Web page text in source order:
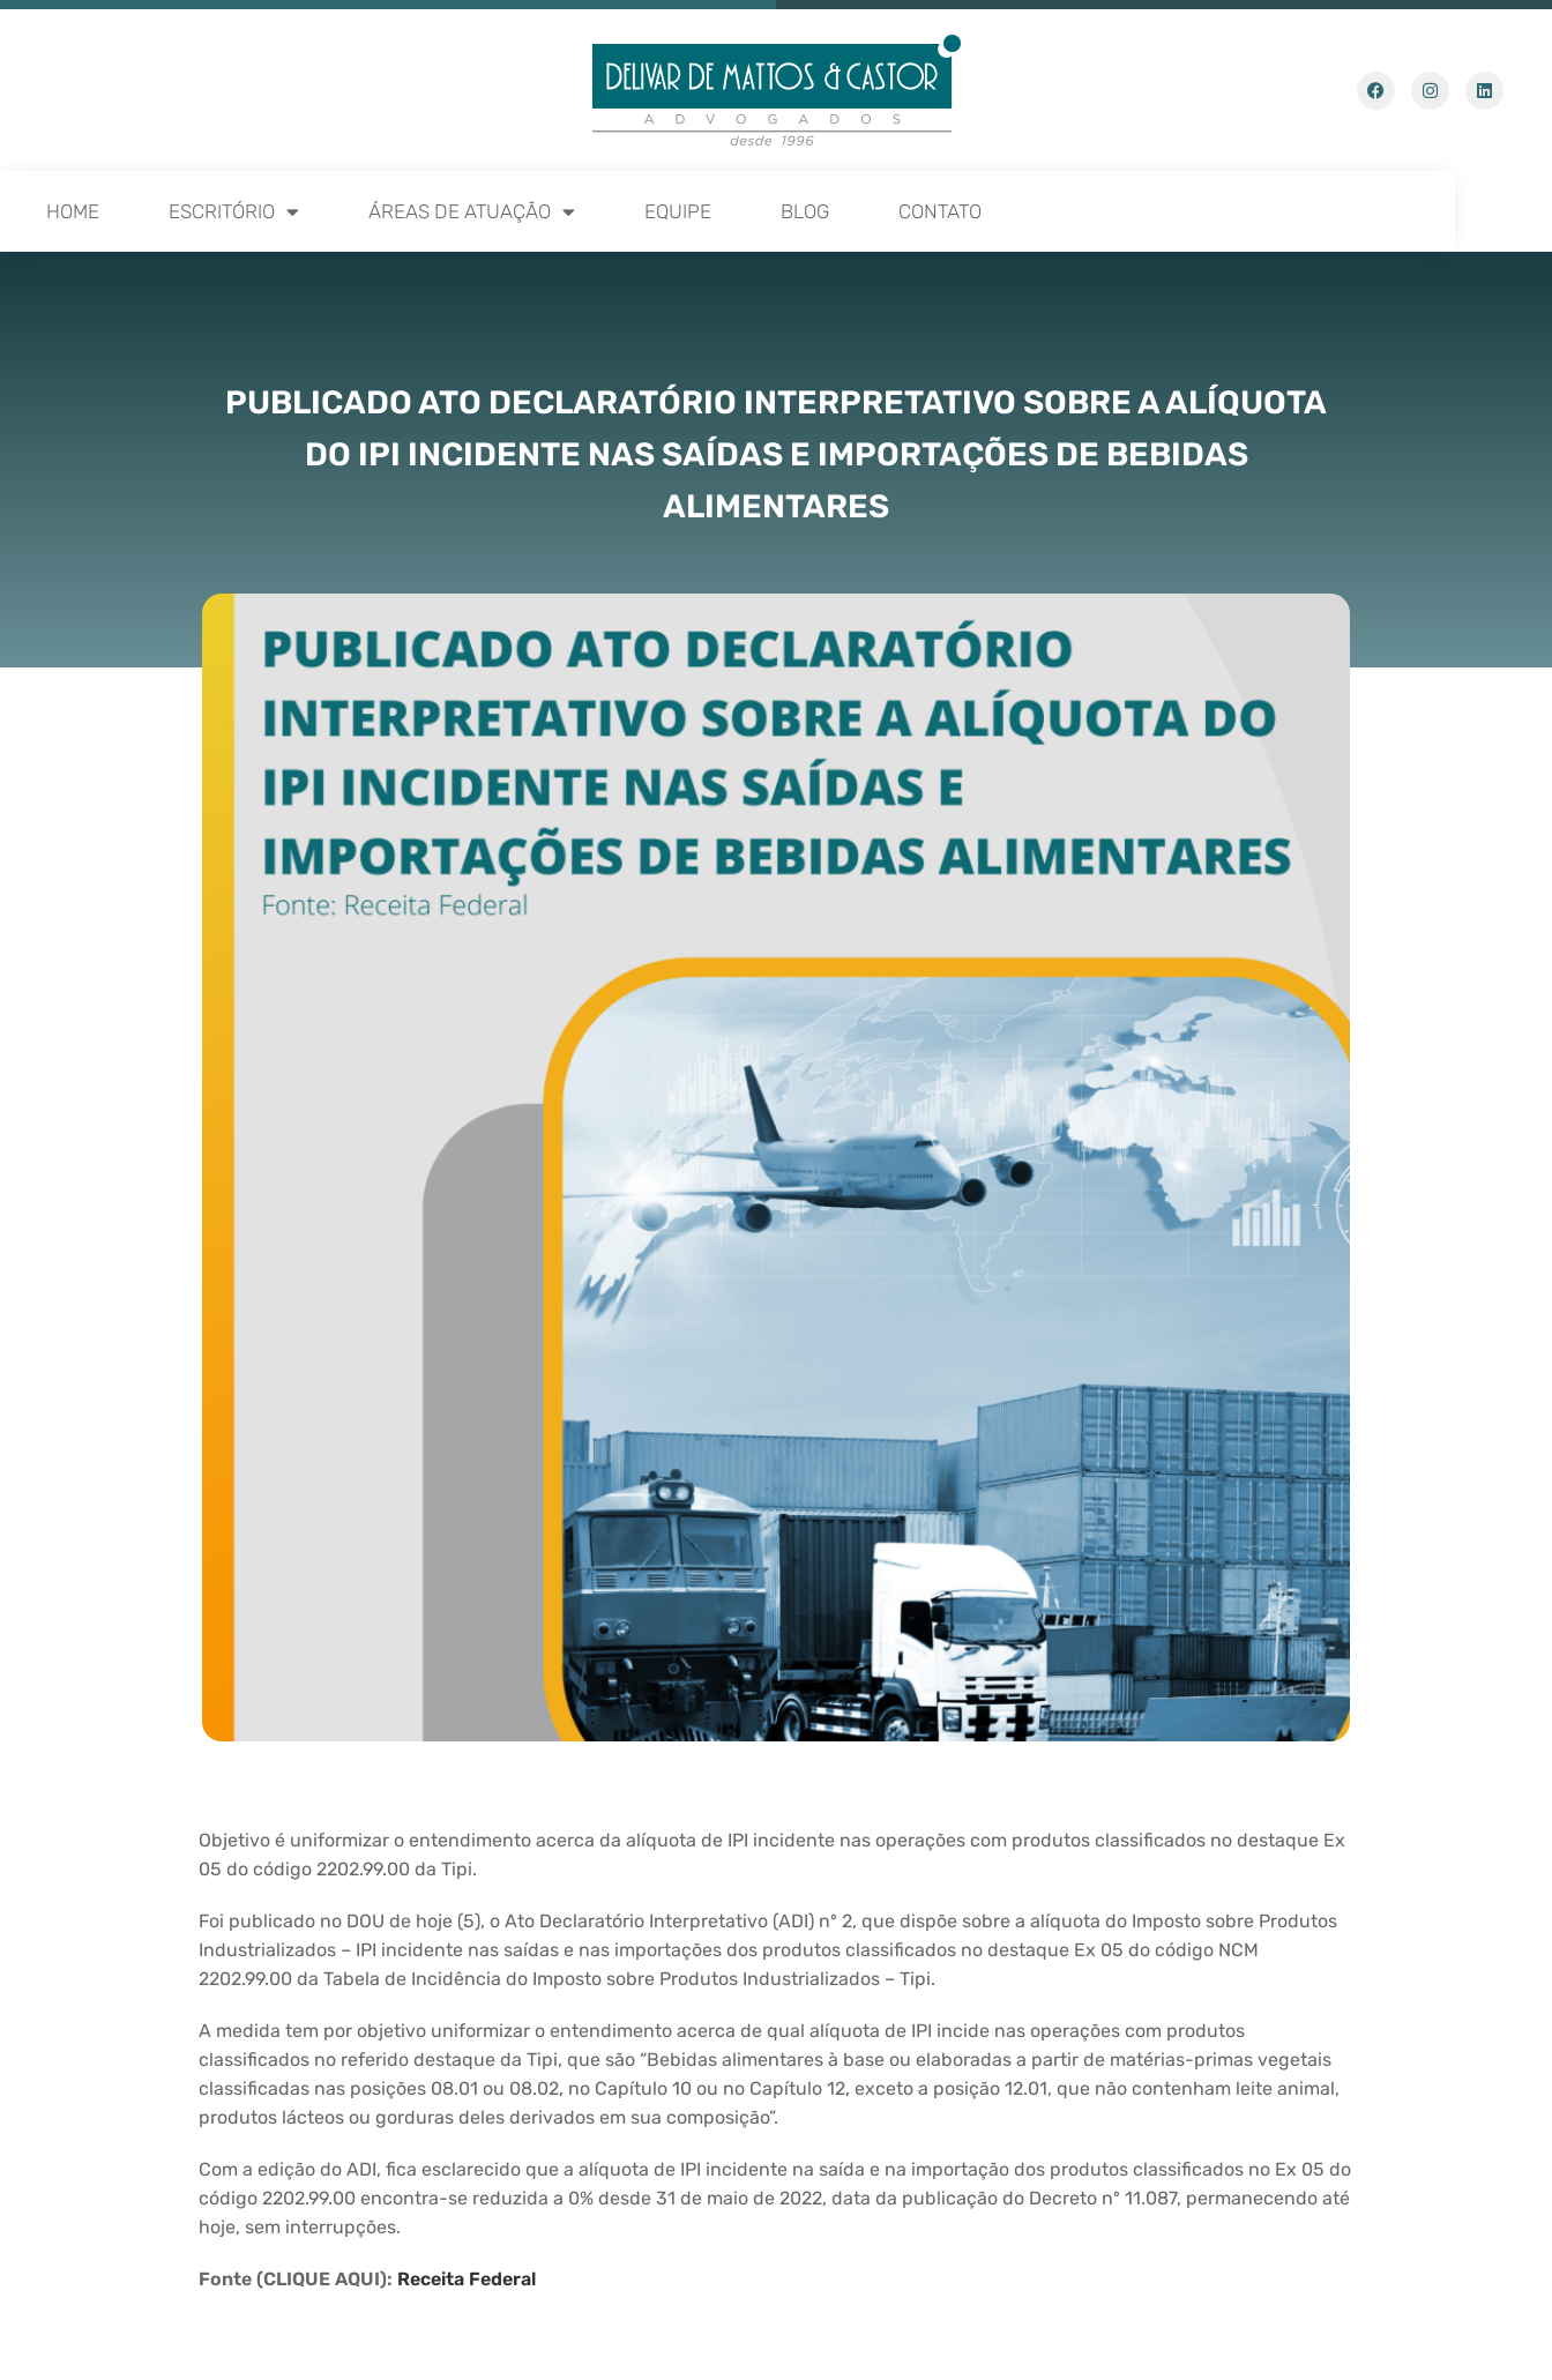
HOME ESCRITÓRIO ÁREAS DE ATUAÇÃO EQUIPE BLOG CONTATO
PUBLICADO ATO DECLARATÓRIO INTERPRETATIVO SOBRE A ALÍQUOTA
DO IPI INCIDENTE NAS SAÍDAS E IMPORTAÇÕES DE BEBIDAS
ALIMENTARES
Objetivo é uniformizar o entendimento acerca da alíquota de IPI incidente nas operações com produtos classificados no destaque Ex
05 do código 2202.99.00 da Tipi.
Foi publicado no DOU de hoje (5), o Ato Declaratório Interpretativo (ADI) nº 2, que dispõe sobre a alíquota do Imposto sobre Produtos
Industrializados – IPI incidente nas saídas e nas importações dos produtos classificados no destaque Ex 05 do código NCM
2202.99.00 da Tabela de Incidência do Imposto sobre Produtos Industrializados – Tipi.
A medida tem por objetivo uniformizar o entendimento acerca de qual alíquota de IPI incide nas operações com produtos
classificados no referido destaque da Tipi, que são “Bebidas alimentares à base ou elaboradas a partir de matérias-primas vegetais
classificadas nas posições 08.01 ou 08.02, no Capítulo 10 ou no Capítulo 12, exceto a posição 12.01, que não contenham leite animal,
produtos lácteos ou gorduras deles derivados em sua composição”.
Com a edição do ADI, fica esclarecido que a alíquota de IPI incidente na saída e na importação dos produtos classificados no Ex 05 do
código 2202.99.00 encontra-se reduzida a 0% desde 31 de maio de 2022, data da publicação do Decreto nº 11.087, permanecendo até
hoje, sem interrupções.
Fonte (CLIQUE AQUI): Receita Federal